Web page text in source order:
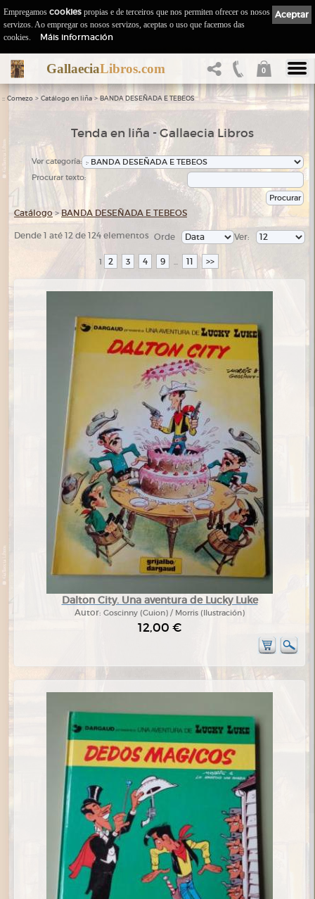
GallaeciaLibros.com 0
:: Comezo > Catálogo en liña > BANDA DESEÑADA E TEBEOS
Tenda en liña - Gallaecia Libros
Ver categoría:
Procurar texto:
Catálogo >BANDA DESEÑADA E TEBEOS
Dende 1 até 12 de 124 elementos Ver:
Orde
1 2 3 4 9 ... 11 >>
Dalton City. Una aventura de Lucky Luke
Autor: Goscinny (Guion) / Morris (Ilustración)
12,00 €
Aceptar
Empregamos cookies propias e de terceiros que nos permiten ofrecer os nosos
servizos. Ao empregar os nosos servizos, aceptas o uso que facemos das
cookies.
Máis información